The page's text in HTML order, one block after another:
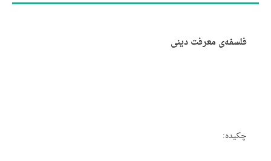
فلسفه‌ی معرفت دینی
چکیده: